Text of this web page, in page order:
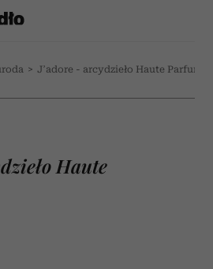
> J’adore - arcydzieło Haute
Haute